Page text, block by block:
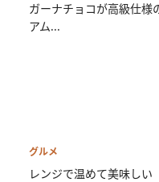
ガーナチョコが高級仕様
アム...
グルメ
レンジで温めて美味しい